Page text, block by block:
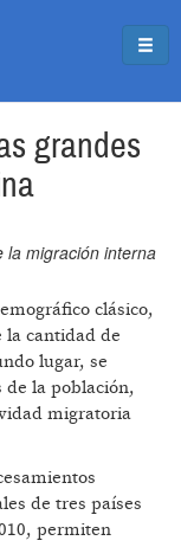
grandes
la migración interna
clásico,
cantidad de
lugar, se
de la población,
migratoria
de tres países
permiten